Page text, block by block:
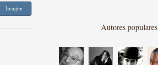
Imagen
Autores populares